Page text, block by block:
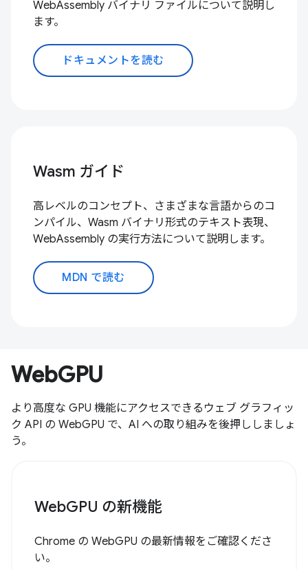
WebAssembly バイナリ ファイルについて説明し
ます。
ドキュメントを読む
Wasm ガイド
高レベルのコンセプト、さまざまな言語からのコ
ンパイル、Wasm バイナリ形式のテキスト表現、
WebAssembly の実行方法について説明します。
MDN で読む
WebGPU
より高度な GPU 機能にアクセスできるウェブ グラフィッ
ク API の WebGPU で、AI への取り組みを後押ししましょ
う。
WebGPU の新機能
Chrome の WebGPU の最新情報をご確認くださ
い。